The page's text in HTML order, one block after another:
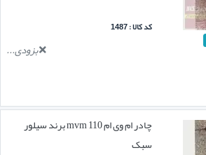
کد کالا : 1487
بزودی...
چادر ام وی ام mvm 110 برند سیلور
سبک